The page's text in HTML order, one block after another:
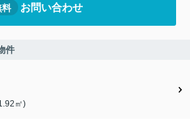
料 お問い合わせ
件
㎡)